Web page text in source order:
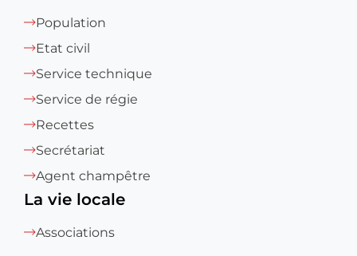
Population
Etat civil
Service technique
Service de régie
Recettes
Secrétariat
Agent champêtre
La vie locale
Associations